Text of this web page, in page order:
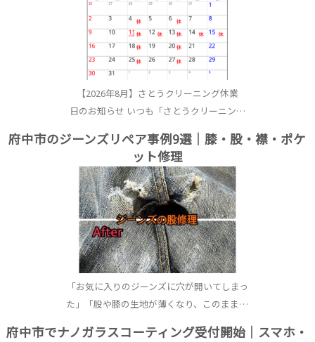
【2026年8月】さとうクリーニング休業
日のお知らせ いつも「さとうクリーニン…
府中市のジーンズリペア事例9選｜膝・股・襟・ポケ
ット修理
「お気に入りのジーンズに穴が開いてしまっ
た」「股や膝の生地が薄くなり、このまま…
府中市でナノガラスコーティング受付開始｜スマホ・